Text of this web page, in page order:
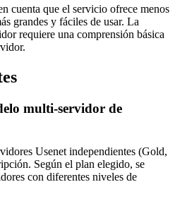
cuenta que el servicio ofrece menos
grandes y fáciles de usar. La
requiere una comprensión básica
multi-servidor de
Usenet independientes (Gold,
Según el plan elegido, se
con diferentes niveles de